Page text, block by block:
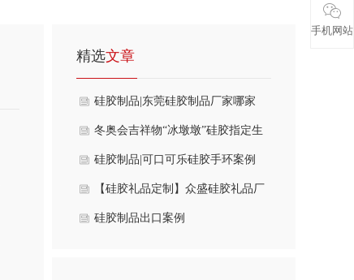
精选文章
硅胶制品|东莞硅胶制品厂家哪家
好？
冬奥会吉祥物“冰墩墩”硅胶指定生
产厂家
硅胶制品|可口可乐硅胶手环案例
【硅胶礼品定制】众盛硅胶礼品厂
家，一站式采购
硅胶制品出口案例
手机网站